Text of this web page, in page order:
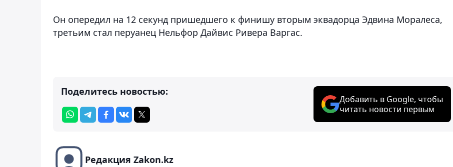
Он опередил на 12 секунд пришедшего к финишу вторым эквадорца Эдвина Моралеса,
третьим стал перуанец Нельфор Дайвис Ривера Варгас.
Поделитесь новостью:
Добавить в Google, чтобы
читать новости первым
Редакция Zakon.kz